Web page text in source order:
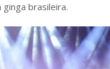
brasileira.